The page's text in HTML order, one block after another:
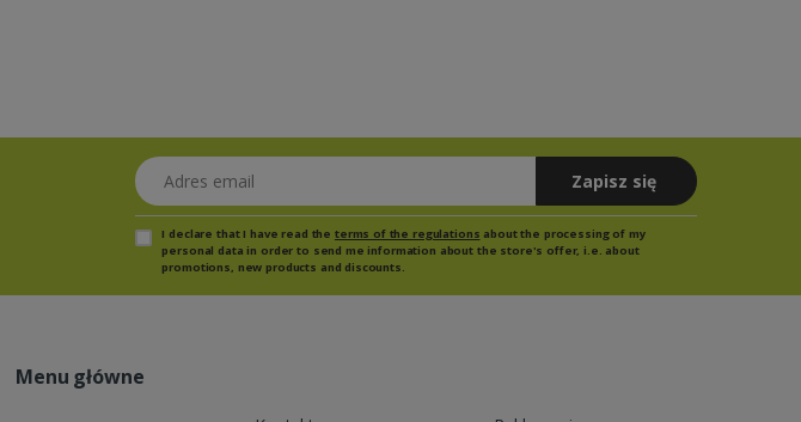
Adres email
Zapisz się
I declare that I have read the terms of the regulations about the processing of my
personal data in order to send me information about the store's offer, i.e. about
promotions, new products and discounts.
Menu główne